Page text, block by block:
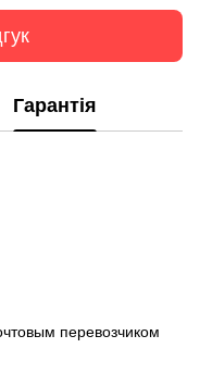
Гарантія
перевозчиком